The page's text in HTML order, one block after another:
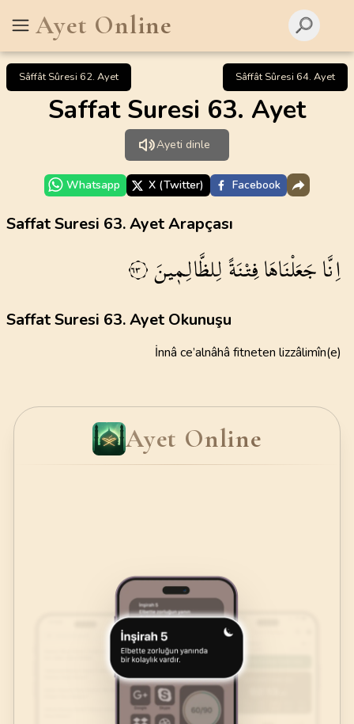
Ayet Online
Sâffât Sûresi 62. Ayet Sâffât Sûresi 64. Ayet
Saffat Suresi 63. Ayet
Ayeti dinle
Whatsapp X (Twitter) Facebook
Saffat Suresi 63. Ayet Arapçası
اِنَّاجَعَلْنَاهَافِتْنَةًلِلظَّالِم۪ينَ ٦٣
Saffat Suresi 63. Ayet Okunuşu
İnnâ ce’alnâhâ fitneten lizzâlimîn(e)
Ayet Online